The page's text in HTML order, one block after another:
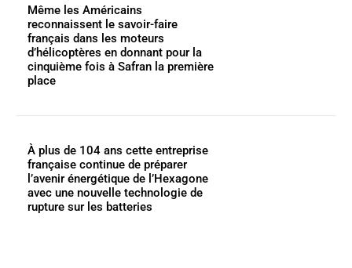
Même les Américains
reconnaissent le savoir-faire
français dans les moteurs
d’hélicoptères en donnant pour la
cinquième fois à Safran la première
place
À plus de 104 ans cette entreprise
française continue de préparer
l’avenir énergétique de l’Hexagone
avec une nouvelle technologie de
rupture sur les batteries